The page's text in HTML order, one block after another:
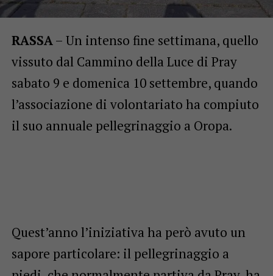
RASSA– Un intenso fine settimana, quello
vissuto dal Cammino della Luce di Pray
sabato 9 e domenica 10 settembre, quando
l’associazione di volontariato ha compiuto
il suo annuale pellegrinaggio a Oropa.
Quest’anno l’iniziativa ha però avuto un
sapore particolare: il pellegrinaggio a